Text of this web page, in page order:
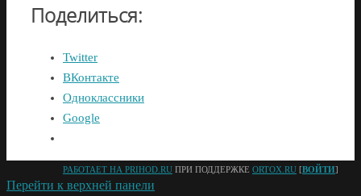
Поделиться:
Twitter
ВКонтакте
Одноклассники
Google
РАБОТАЕТ НА PRIHOD.RU ПРИ ПОДДЕРЖКЕ ORTOX.RU [ВОЙТИ]
Перейти к верхней панели